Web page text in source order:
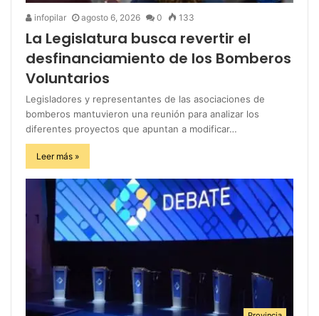
infopilar agosto 6, 2026 0 133
La Legislatura busca revertir el
desfinanciamiento de los Bomberos
Voluntarios
Legisladores y representantes de las asociaciones de
bomberos mantuvieron una reunión para analizar los
diferentes proyectos que apuntan a modificar…
Leer más »